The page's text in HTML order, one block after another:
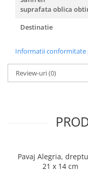
suprafata oblica
Destinatie
Informatii conformitate
Review-uri(0)
Pavaj Alegria, dreptunghi
21 x 14 cm